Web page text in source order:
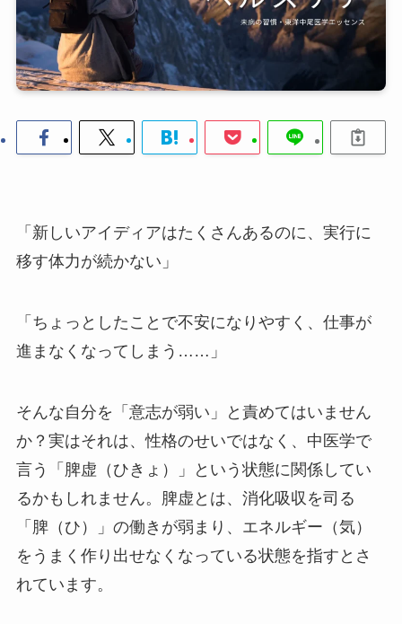
「新しいアイディアはたくさんあるのに、実行に
移す体力が続かない」
「ちょっとしたことで不安になりやすく、仕事が
進まなくなってしまう……」
そんな自分を「意志が弱い」と責めてはいません
か？実はそれは、性格のせいではなく、中医学で
言う「脾虚（ひきょ）」という状態に関係してい
るかもしれません。脾虚とは、消化吸収を司る
「脾（ひ）」の働きが弱まり、エネルギー（気）
をうまく作り出せなくなっている状態を指すとさ
れています。